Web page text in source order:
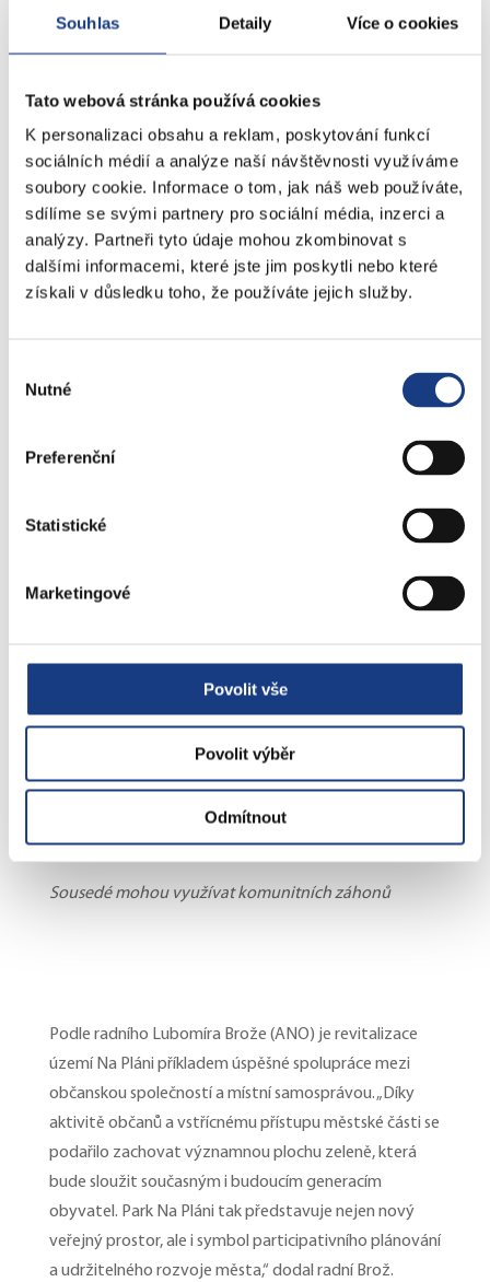
Souhlas Detaily Více o cookies
Tato webová stránka používá cookies
K personalizaci obsahu a reklam, poskytování funkcí
sociálních médií a analýze naší návštěvnosti využíváme
soubory cookie. Informace o tom, jak náš web používáte,
sdílíme se svými partnery pro sociální média, inzerci a
analýzy. Partneři tyto údaje mohou zkombinovat s
dalšími informacemi, které jste jim poskytli nebo které
získali v důsledku toho, že používáte jejich služby.
souhlasu
Nutné
Preferenční
Statistické
Marketingové
Povolit vše
Povolit výběr
Odmítnout
aktivní využití i relaxaci v příjemném prostředí. Během
vegetační práce,“ sdělil zastupitel Radek Janoušek
(Praha 5 sobě).
Sousedé mohou využívat komunitních záhonů
Podle radního Lubomíra Brože (ANO) je revitalizace
území Na Pláni příkladem úspěšné spolupráce mezi
občanskou společností a místní samosprávou. „Díky
aktivitě občanů a vstřícnému přístupu městské části se
podařilo zachovat významnou plochu zeleně, která
bude sloužit současným i budoucím generacím
obyvatel. Park Na Pláni tak představuje nejen nový
veřejný prostor, ale i symbol participativního plánování
a udržitelného rozvoje města,“ dodal radní Brož.